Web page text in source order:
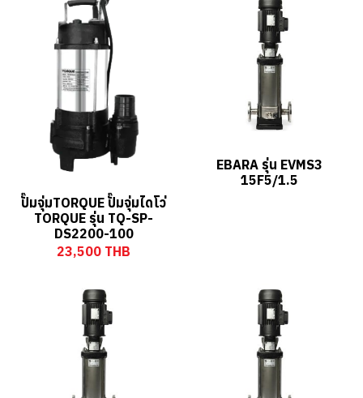
ปั๊มจุ่มTORQUE ปั๊มจุ่มไดโว่
TORQUE รุ่น TQ-SP-
DS2200-100
23,500 THB
EBARA รุ่น EVMS3
15F5/1.5